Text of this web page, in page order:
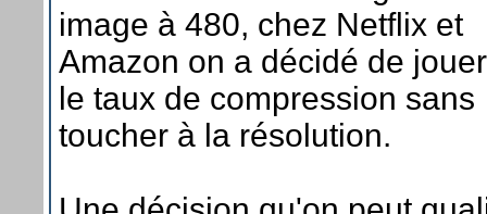
image à 480, chez Netflix et
Amazon on a décidé de
le taux de compression sans
toucher à la résolution.